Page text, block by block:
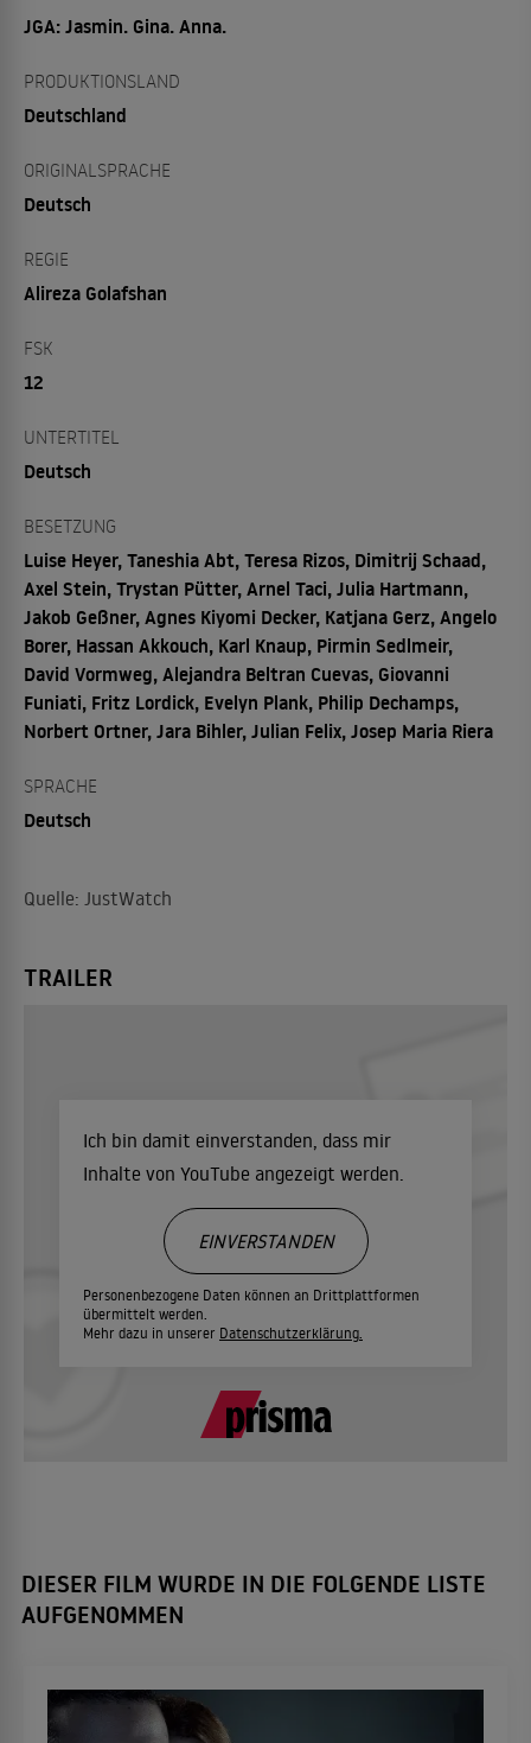
JGA: Jasmin. Gina. Anna.
PRODUKTIONSLAND
Deutschland
ORIGINALSPRACHE
Deutsch
REGIE
Alireza Golafshan
FSK
12
UNTERTITEL
Deutsch
BESETZUNG
Luise Heyer, Taneshia Abt, Teresa Rizos, Dimitrij Schaad,
Axel Stein, Trystan Pütter, Arnel Taci, Julia Hartmann,
Jakob Geßner, Agnes Kiyomi Decker, Katjana Gerz, Angelo
Borer, Hassan Akkouch, Karl Knaup, Pirmin Sedlmeir,
David Vormweg, Alejandra Beltran Cuevas, Giovanni
Funiati, Fritz Lordick, Evelyn Plank, Philip Dechamps,
Norbert Ortner, Jara Bihler, Julian Felix, Josep Maria Riera
SPRACHE
Deutsch
Quelle: JustWatch
TRAILER
Ich bin damit einverstanden, dass mir
Inhalte von YouTube angezeigt werden.
Personenbezogene Daten können an Drittplattformen
übermittelt werden.
Mehr dazu in unserer Datenschutzerklärung.
EINVERSTANDEN
DIESER FILM WURDE IN DIE FOLGENDE LISTE
AUFGENOMMEN